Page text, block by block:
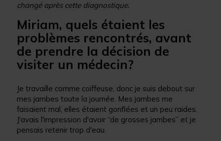
changé après cette diagnostique.
Miriam, quels étaient les
problèmes rencontrés, avant
de prendre la décision de
visiter un médecin?
Je travaille comme coiffeuse, donc je suis debout sur
mes jambes toute la journée. Mes jambes me
faisaient mal, elles étaient gonflées et un peu raides.
J'avais l'impression d'avoir “de grosses jambes” et je
pensais retenir trop d'eau.